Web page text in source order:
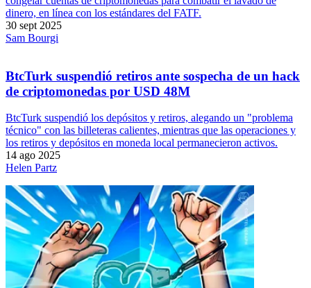
dinero, en línea con los estándares del FATF.
30 sept 2025
Sam Bourgi
BtcTurk suspendió retiros ante sospecha de un hack
de criptomonedas por USD 48M
BtcTurk suspendió los depósitos y retiros, alegando un "problema
técnico" con las billeteras calientes, mientras que las operaciones y
los retiros y depósitos en moneda local permanecieron activos.
14 ago 2025
Helen Partz